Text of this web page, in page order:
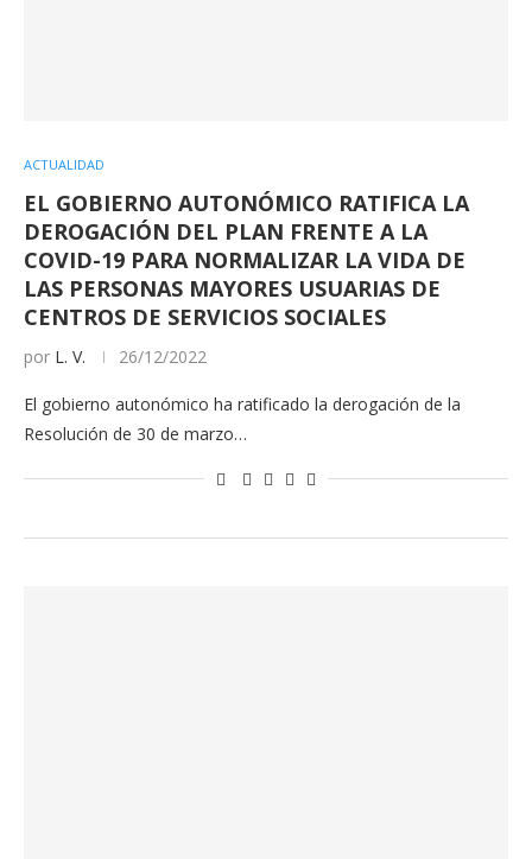
ACTUALIDAD
EL GOBIERNO AUTONÓMICO RATIFICA LA
DEROGACIÓN DEL PLAN FRENTE A LA
COVID-19 PARA NORMALIZAR LA VIDA DE
LAS PERSONAS MAYORES USUARIAS DE
CENTROS DE SERVICIOS SOCIALES
por L. V. 26/12/2022
El gobierno autonómico ha ratificado la derogación de la
Resolución de 30 de marzo…